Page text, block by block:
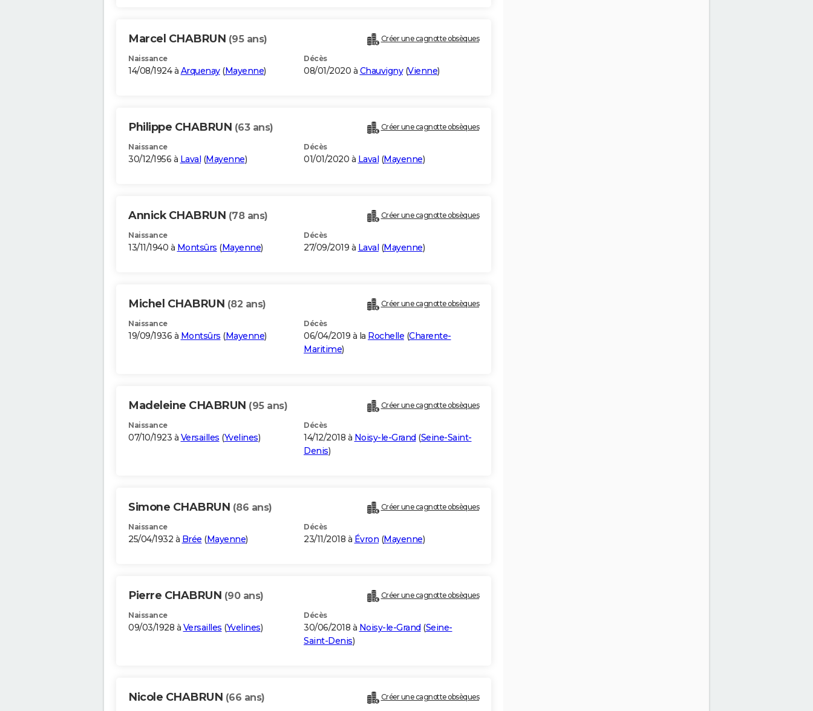
Marcel CHABRUN (95 ans) Créer une cagnotte obsèques
Naissance
14/08/1924 à Arquenay(Mayenne)
Décès
08/01/2020 à Chauvigny(Vienne)
Philippe CHABRUN (63 ans) Créer une cagnotte obsèques
Naissance
30/12/1956 à Laval (Mayenne)
Décès
01/01/2020 à Laval (Mayenne)
Annick CHABRUN (78 ans) Créer une cagnotte obsèques
Naissance
13/11/1940 à Montsûrs (Mayenne)
Décès
27/09/2019 à Laval (Mayenne)
Michel CHABRUN (82 ans) Créer une cagnotte obsèques
Naissance
19/09/1936 à Montsûrs (Mayenne)
Décès
06/04/2019 à la Rochelle (Charente-
Maritime)
Madeleine CHABRUN (95 ans) Créer une cagnotte obsèques
Naissance
07/10/1923 à Versailles (Yvelines)
Décès
14/12/2018 à Noisy-le-Grand (Seine-Saint-
Denis)
Simone CHABRUN (86 ans) Créer une cagnotte obsèques
Naissance
25/04/1932 à Brée (Mayenne)
Décès
23/11/2018 à Évron (Mayenne)
Pierre CHABRUN (90 ans) Créer une cagnotte obsèques
Naissance
09/03/1928 à Versailles (Yvelines)
Décès
30/06/2018 à Noisy-le-Grand (Seine-
Saint-Denis)
Nicole CHABRUN (66 ans) Créer une cagnotte obsèques